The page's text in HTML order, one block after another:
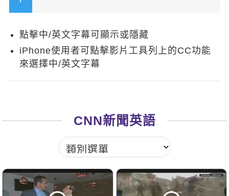
新聞英文
點擊中/英文字幕可顯示或隱藏
iPhone使用者可點擊影片工具列上的CC功能
來選擇中/英文字幕
CNN新聞英語